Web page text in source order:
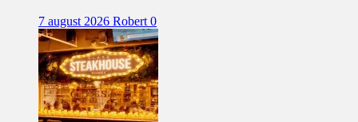
7 august 2026 Robert 0